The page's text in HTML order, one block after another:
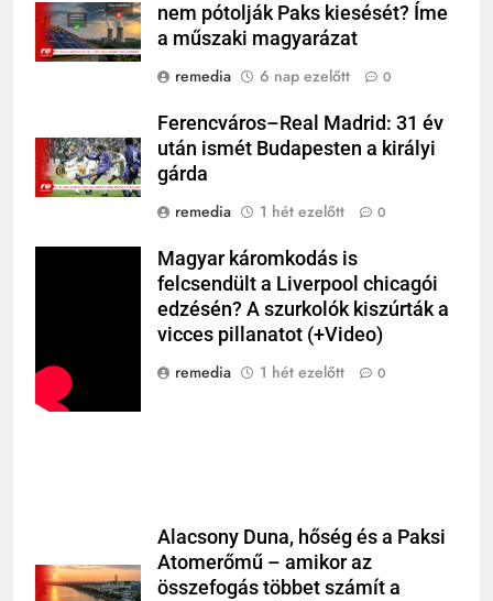
nem pótolják Paks kiesését? Íme
a műszaki magyarázat
remedia
6 nap ezelőtt 0
Ferencváros–Real Madrid: 31 év
után ismét Budapesten a királyi
gárda
remedia
1 hét ezelőtt 0
Magyar káromkodás is
felcsendült a Liverpool chicagói
edzésén? A szurkolók kiszúrták a
vicces pillanatot (+Video)
remedia
1 hét ezelőtt 0
Alacsony Duna, hőség és a Paksi
Atomerőmű – amikor az
összefogás többet számít a